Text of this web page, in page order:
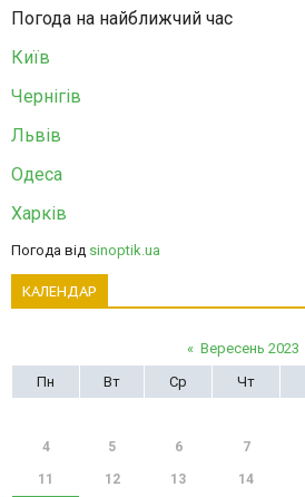
Погода на найближчий час
Київ
Чернігів
Львів
Одеса
Харків
Погода від sinoptik.ua
КАЛЕНДАР
« Вересень 2023
Пн
Вт Ср Чт
4 5 6 7
11 12 13 14